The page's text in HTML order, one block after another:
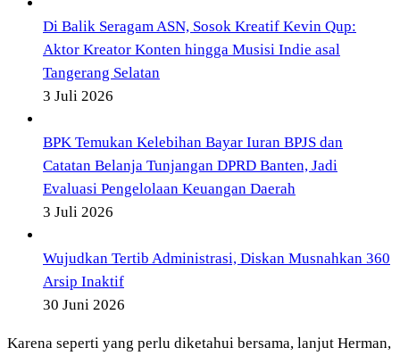
Di Balik Seragam ASN, Sosok Kreatif Kevin Qup:
Aktor Kreator Konten hingga Musisi Indie asal
Tangerang Selatan
3 Juli 2026
BPK Temukan Kelebihan Bayar Iuran BPJS dan
Catatan Belanja Tunjangan DPRD Banten, Jadi
Evaluasi Pengelolaan Keuangan Daerah
3 Juli 2026
Wujudkan Tertib Administrasi, Diskan Musnahkan 360
Arsip Inaktif
30 Juni 2026
Karena seperti yang perlu diketahui bersama, lanjut Herman,